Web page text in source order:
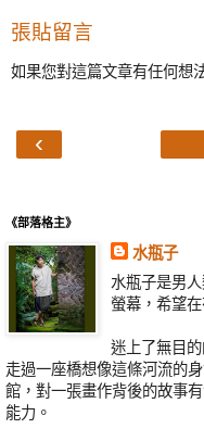
張貼留言
如果您對這篇文章有任何想
‹
《部落格主》
水瓶子
水瓶子是男
螢幕，希望
迷上了無目
走過一座橋想像這條河流的
館，對一張畫作背後的故事
能力。